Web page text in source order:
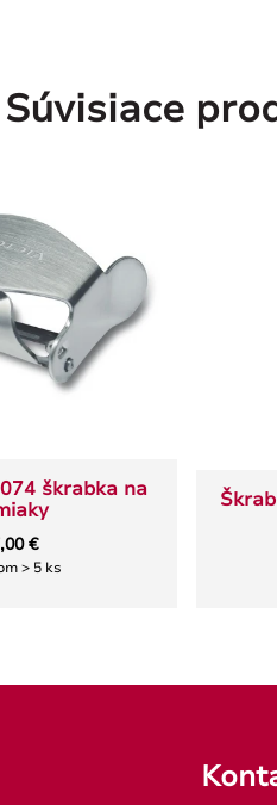
Súvisiace
škrabka na
€
> 5 ks